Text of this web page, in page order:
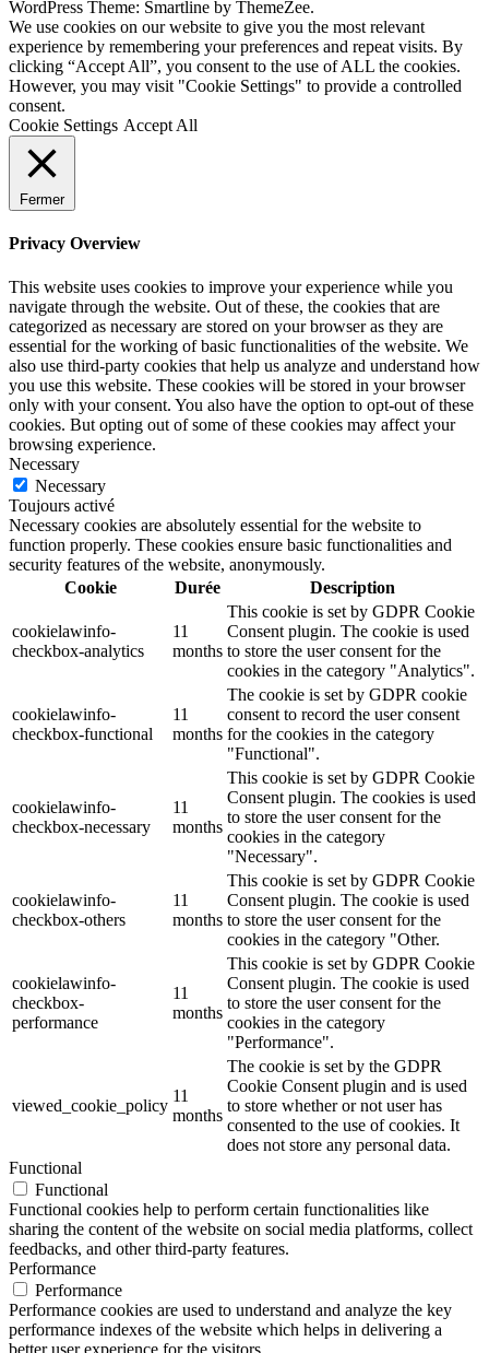
WordPress Theme: Smartline by ThemeZee.
We use cookies on our website to give you the most relevant
experience by remembering your preferences and repeat visits. By
clicking “Accept All”, you consent to the use of ALL the cookies.
However, you may visit "Cookie Settings" to provide a controlled
consent.
Cookie Settings Accept All
Fermer
Privacy Overview
This website uses cookies to improve your experience while you
navigate through the website. Out of these, the cookies that are
categorized as necessary are stored on your browser as they are
essential for the working of basic functionalities of the website. We
also use third-party cookies that help us analyze and understand how
you use this website. These cookies will be stored in your browser
only with your consent. You also have the option to opt-out of these
cookies. But opting out of some of these cookies may affect your
browsing experience.
Necessary
Necessary
Toujours activé
Necessary cookies are absolutely essential for the website to
function properly. These cookies ensure basic functionalities and
security features of the website, anonymously.
Cookie
Durée Description
cookielawinfo-
checkbox-analytics
11
months
This cookie is set by GDPR Cookie
Consent plugin. The cookie is used
to store the user consent for the
cookies in the category "Analytics".
cookielawinfo-
checkbox-functional
11
months
The cookie is set by GDPR cookie
consent to record the user consent
for the cookies in the category
"Functional".
cookielawinfo-
checkbox-necessary
11
months
This cookie is set by GDPR Cookie
Consent plugin. The cookies is used
to store the user consent for the
cookies in the category
"Necessary".
cookielawinfo-
checkbox-others
11
months
This cookie is set by GDPR Cookie
Consent plugin. The cookie is used
to store the user consent for the
cookies in the category "Other.
cookielawinfo-
checkbox-
performance
11
months
This cookie is set by GDPR Cookie
Consent plugin. The cookie is used
to store the user consent for the
cookies in the category
"Performance".
viewed_cookie_policy
11
months
The cookie is set by the GDPR
Cookie Consent plugin and is used
to store whether or not user has
consented to the use of cookies. It
does not store any personal data.
Functional
Functional
Functional cookies help to perform certain functionalities like
sharing the content of the website on social media platforms, collect
feedbacks, and other third-party features.
Performance
Performance
Performance cookies are used to understand and analyze the key
performance indexes of the website which helps in delivering a
better user experience for the visitors.